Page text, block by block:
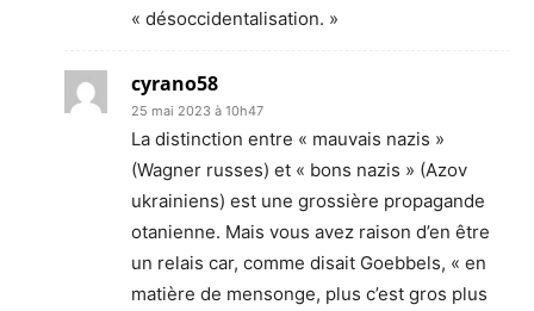
« désoccidentalisation. »
cyrano58
25 mai 2023 à 10h47
La distinction entre « mauvais nazis »
(Wagner russes) et « bons nazis » (Azov
ukrainiens) est une grossière propagande
otanienne. Mais vous avez raison d’en être
un relais car, comme disait Goebbels, « en
matière de mensonge, plus c’est gros plus